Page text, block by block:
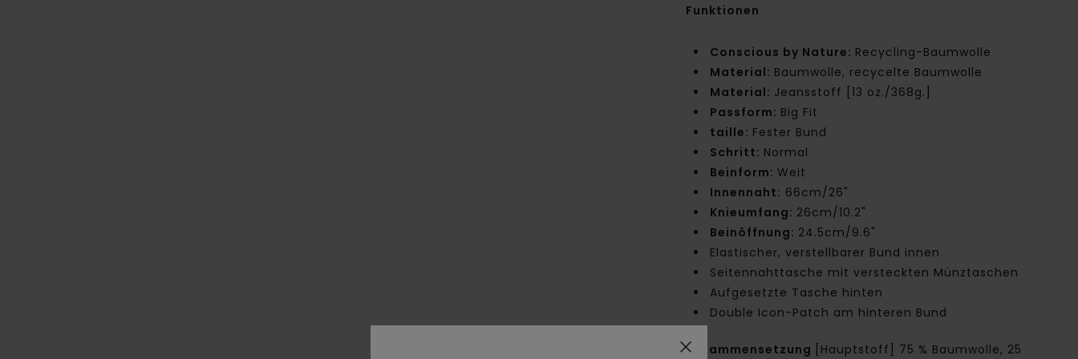
Funktionen
Conscious by Nature: Recycling-Baumwolle
Material: Baumwolle, recycelte Baumwolle
Material: Jeansstoff [13 oz./368g.]
Passform: Big Fit
taille: Fester Bund
Schritt: Normal
Beinform:Weit
Innennaht: 66cm/26"
Knieumfang: 26cm/10.2"
Beinöffnung: 24.5cm/9.6"
Elastischer, verstellbarer Bund innen
Seitennahttasche mit versteckten Münztaschen
Aufgesetzte Tasche hinten
Double Icon-Patch am hinteren Bund
Zusammensetzung
[Hauptstoff] 75 % Baumwolle, 25